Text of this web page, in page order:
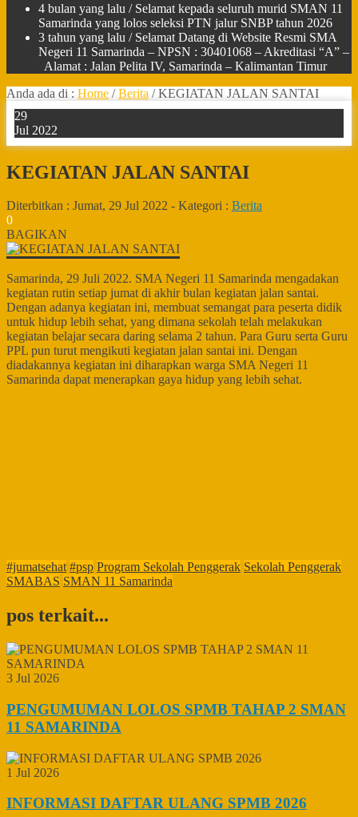
4 bulan yang lalu / Selamat kepada seluruh murid SMAN 11
Samarinda yang lolos seleksi PTN jalur SNBP tahun 2026
3 tahun yang lalu / Selamat Datang di Website Resmi SMA
Negeri 11 Samarinda – NPSN : 30401068 – Akreditasi “A” –
Alamat : Jalan Pelita IV, Samarinda – Kalimantan Timur
Anda ada di : Home /Berita /KEGIATAN JALAN SANTAI
29
Jul 2022
KEGIATAN JALAN SANTAI
Diterbitkan : Jumat, 29 Jul 2022 - Kategori : Berita
0
BAGIKAN
Samarinda, 29 Juli 2022. SMA Negeri 11 Samarinda mengadakan
kegiatan rutin setiap jumat di akhir bulan kegiatan jalan santai.
Dengan adanya kegiatan ini, membuat semangat para peserta didik
untuk hidup lebih sehat, yang dimana sekolah telah melakukan
kegiatan belajar secara daring selama 2 tahun. Para Guru serta Guru
PPL pun turut mengikuti kegiatan jalan santai ini. Dengan
diadakannya kegiatan ini diharapkan warga SMA Negeri 11
Samarinda dapat menerapkan gaya hidup yang lebih sehat.
#jumatsehat #psp Program Sekolah Penggerak Sekolah Penggerak
SMABAS SMAN 11 Samarinda
pos terkait...
3 Jul 2026
PENGUMUMAN LOLOS SPMB TAHAP 2 SMAN
11 SAMARINDA
1 Jul 2026
INFORMASI DAFTAR ULANG SPMB 2026